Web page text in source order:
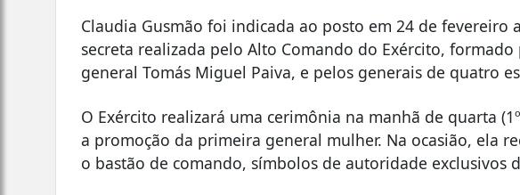
Claudia Gusmão foi indicada ao posto em 24 de fevereiro
secreta realizada pelo Alto Comando do Exército,
general Tomás Miguel Paiva, e pelos generais de quatro
O Exército realizará uma cerimônia na manhã de quarta
a promoção da primeira general mulher. Na ocasião, ela
o bastão de comando, símbolos de autoridade exclusivos